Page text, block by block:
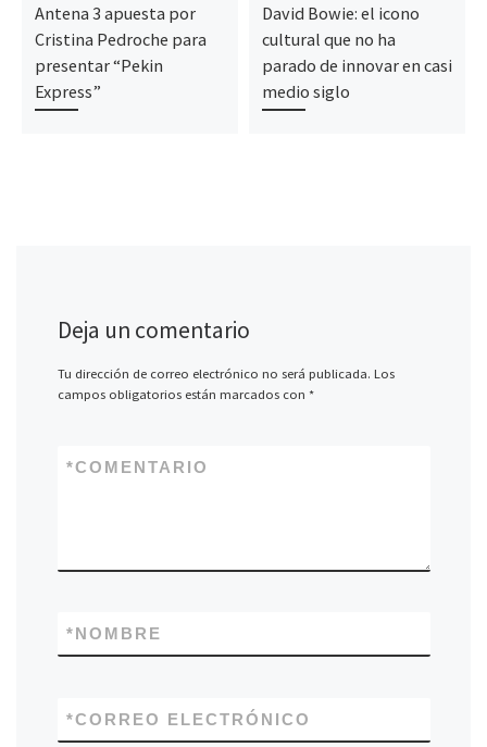
Antena 3 apuesta por
Cristina Pedroche para
presentar “Pekin
Express”
David Bowie: el icono
cultural que no ha
parado de innovar en casi
medio siglo
Deja un comentario
Tu dirección de correo electrónico no será publicada. Los
campos obligatorios están marcados con *
COMENTARIO
*
NOMBRE
*
CORREO ELECTRÓNICO
*